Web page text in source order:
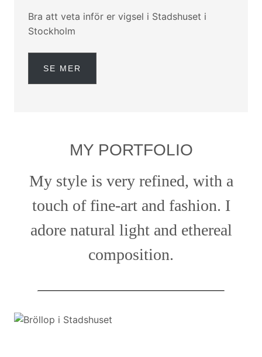
Bra att veta inför er vigsel i Stadshuset i
Stockholm
SE MER
MY PORTFOLIO
My style is very refined, with a
touch of fine-art and fashion. I
adore natural light and ethereal
composition.